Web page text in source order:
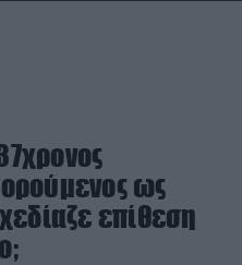
ως
επίθεση